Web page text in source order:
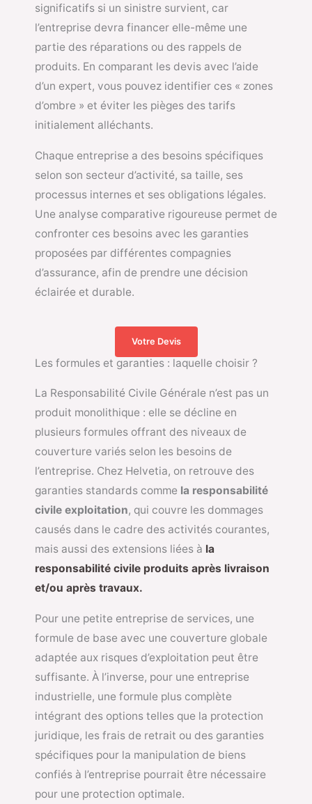
significatifs si un sinistre survient, car
l’entreprise devra financer elle-même une
partie des réparations ou des rappels de
produits. En comparant les devis avec l’aide
d’un expert, vous pouvez identifier ces « zones
d’ombre » et éviter les pièges des tarifs
initialement alléchants.
Chaque entreprise a des besoins spécifiques
selon son secteur d’activité, sa taille, ses
processus internes et ses obligations légales.
Une analyse comparative rigoureuse permet de
confronter ces besoins avec les garanties
proposées par différentes compagnies
d’assurance, afin de prendre une décision
éclairée et durable.
Votre Devis
Les formules et garanties : laquelle choisir ?
La Responsabilité Civile Générale n’est pas un
produit monolithique : elle se décline en
plusieurs formules offrant des niveaux de
couverture variés selon les besoins de
l’entreprise. Chez Helvetia, on retrouve des
garanties standards comme la responsabilité
civile exploitation, qui couvre les dommages
causés dans le cadre des activités courantes,
mais aussi des extensions liées à la
responsabilité civile produits après livraison
et/ou après travaux.
Pour une petite entreprise de services, une
formule de base avec une couverture globale
adaptée aux risques d’exploitation peut être
suffisante. À l’inverse, pour une entreprise
industrielle, une formule plus complète
intégrant des options telles que la protection
juridique, les frais de retrait ou des garanties
spécifiques pour la manipulation de biens
confiés à l’entreprise pourrait être nécessaire
pour une protection optimale.